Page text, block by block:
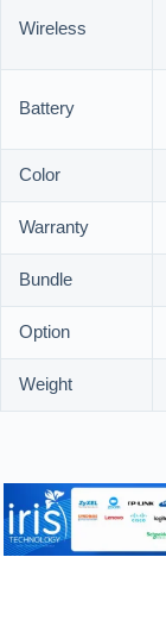
Wireless
Battery
Color
Warranty
Bundle
Option
Weight